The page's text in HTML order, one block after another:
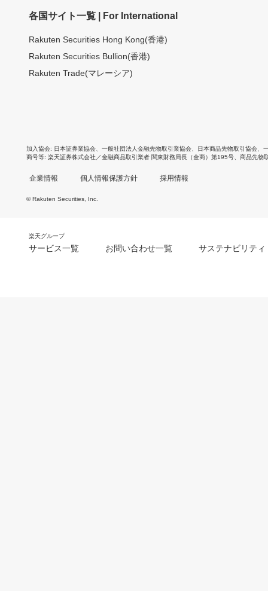
各国サイト一覧 | For International
Rakuten Securities Hong Kong(香港)
Rakuten Securities Bullion(香港)
Rakuten Trade(マレーシア)
加入協会 日本証券業協会 一般社団法人金融先物取引業協会 日本商品先物取引協会
商号等 楽天証券株式会社／金融商品取引業者 関東財務局長（金商）第195号、商品先物
企業情報 個人情報保護方針 採用情報
© Rakuten Securities, Inc.
楽天グループ
サービス一覧 お問い合わせ一覧 サステナビリティ